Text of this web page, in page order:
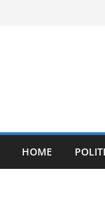
HOME